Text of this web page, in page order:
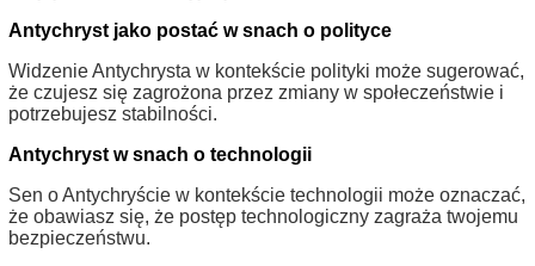
Antychryst jako postać w snach o polityce
Widzenie Antychrysta w kontekście polityki może sugerować,
że czujesz się zagrożona przez zmiany w społeczeństwie i
potrzebujesz stabilności.
Antychryst w snach o technologii
Sen o Antychryście w kontekście technologii może oznaczać,
że obawiasz się, że postęp technologiczny zagraża twojemu
bezpieczeństwu.